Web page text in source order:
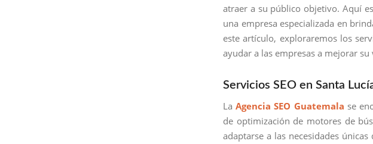
atraer a su público objetivo. Aquí
una empresa especializada en
este artículo, exploraremos los
ayudar a las empresas a mejorar
Servicios SEO en Santa
LaAgencia SEO Guatemala se
de optimización de motores de
adaptarse a las necesidades